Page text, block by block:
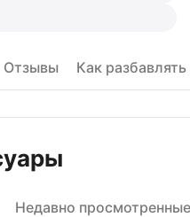
Отзывы Как
Недавно просмотренные